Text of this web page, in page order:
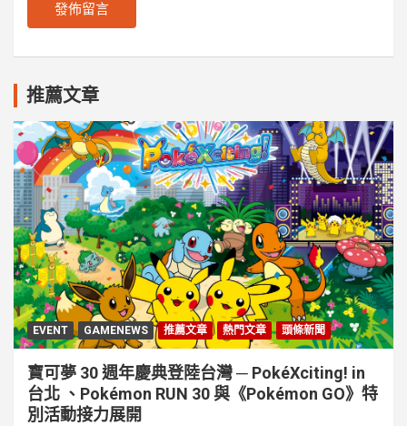
推薦文章
EVENT GAMENEWS 推薦文章 熱門文章 頭條新聞
寶可夢 30 週年慶典登陸台灣 ─ PokéXciting! in
台北 、Pokémon RUN 30 與《Pokémon GO》特
別活動接⼒展開